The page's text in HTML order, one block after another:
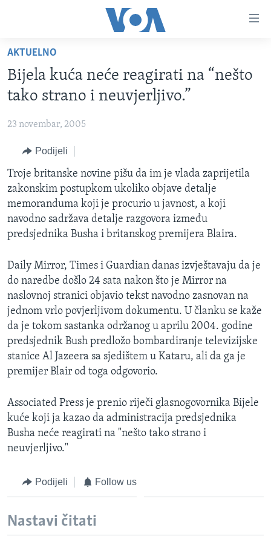
glavni
sadržaj
Pređi
na
glavnu
pretragu
TV PROGRAM
VIDEO
VIJESTI
SJEDINJENE AMERIČKE DRŽAVE
BOSNA I HERCEGOVINA
NAUKA I TEHNOLOGIJA
SPECIJALNI PROJEKTI
KORUPCIJA
SLOBODA MEDIJA
ŽENSKA STRANA
IZBJEGLIČKA STRANA
MAGAZIN
O GLASU AMERIKE
Learning English
PRATITE NAS
Jezici
AKTUELNO
Bijela kuća neće reagirati na “nešto
tako strano i neuvjerljivo.”
23 novembar, 2005
Podijeli
Troje britanske novine pišu da im je vlada zaprijetila
zakonskim postupkom ukoliko objave detalje
memoranduma koji je procurio u javnost, a koji
navodno sadržava detalje razgovora između
predsjednika Busha i britanskog premijera Blaira.
Daily Mirror, Times i Guardian danas izvještavaju da je
do naredbe došlo 24 sata nakon što je Mirror na
naslovnoj stranici objavio tekst navodno zasnovan na
jednom vrlo povjerljivom dokumentu. U članku se kaže
da je tokom sastanka održanog u aprilu 2004. godine
predsjednik Bush predložo bombardiranje televizijske
stanice Al Jazeera sa sjedištem u Kataru, ali da ga je
premijer Blair od toga odgovorio.
Associated Press je prenio riječi glasnogovornika Bijele
kuće koji ja kazao da administracija predsjednika
Busha neće reagirati na "nešto tako strano i
neuvjerljivo."
Podijeli Follow us
Nastavi čitati